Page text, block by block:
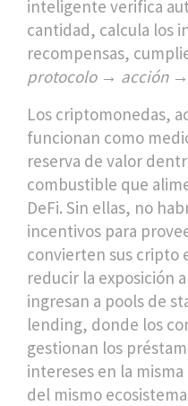
inteligente verifica
cantidad, calcula los
recompensas,
protocolo → acción
Los criptomonedas,
funcionan como
reserva de valor
combustible que
DeFi. Sin ellas, no
incentivos para
convierten sus cripto
reducir la exposición
ingresan a pools de
lending, donde los
gestionan los
intereses en la
del mismo